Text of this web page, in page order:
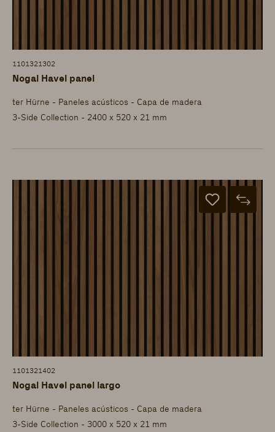
1101321302
Nogal Havel panel
ter Hürne - Paneles acústicos - Capa de madera
3-Side Collection - 2400 x 520 x 21 mm
1101321402
Nogal Havel panel largo
ter Hürne - Paneles acústicos - Capa de madera
3-Side Collection - 3000 x 520 x 21 mm